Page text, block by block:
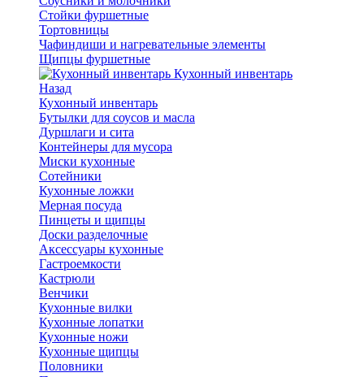
Стойки фуршетные
Тортовницы
Чафиндиши и нагревательные элементы
Щипцы фуршетные
Кухонный инвентарь
Назад
Кухонный инвентарь
Бутылки для соусов и масла
Дуршлаги и сита
Контейнеры для мусора
Миски кухонные
Сотейники
Кухонные ложки
Мерная посуда
Пинцеты и щипцы
Доски разделочные
Аксессуары кухонные
Гастроемкости
Кастрюли
Венчики
Кухонные вилки
Кухонные лопатки
Кухонные ножи
Кухонные щипцы
Половники